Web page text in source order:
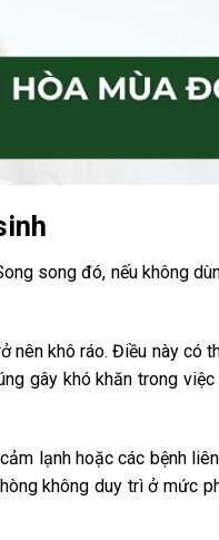
song đó, nếu không
nên khô ráo. Điều này có
gây khó khăn trong việc
lạnh hoặc các bệnh
không duy trì ở mức